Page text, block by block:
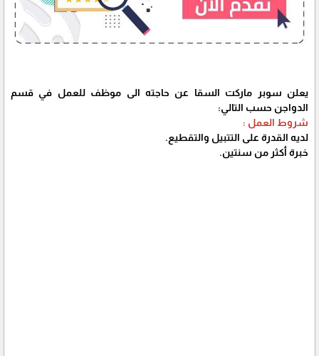
يعلن سوبر ماركت السقا عن حاجته الى موظف للعمل في قسم
الدواجن حسب التالي:
شروط العمل :
لديه القدرة على التتبيل والتقطيع.
خبرة أكثر من سنتين.